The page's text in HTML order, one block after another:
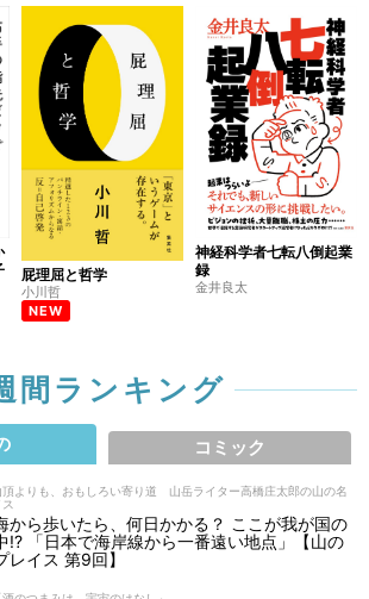
屁理屈と哲学
小川哲
NEW
神経科学者七転八倒起業
録
金井良太
間ランキング
コミック
頂よりも、おもしろい寄り道 山岳ライター高橋庄太郎の山の名
から歩いたら、何日かかる？ ここが我が国の
!? 「日本で海岸線から一番遠い地点」【山の
レイス 第9回】